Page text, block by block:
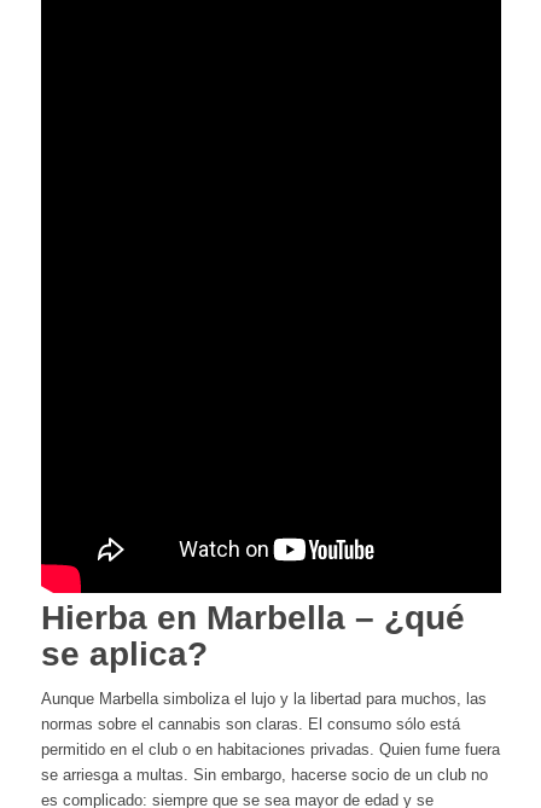
Hierba en Marbella – ¿qué
se aplica?
Aunque Marbella simboliza el lujo y la libertad para muchos, las
normas sobre el cannabis son claras. El consumo sólo está
permitido en el club o en habitaciones privadas. Quien fume fuera
se arriesga a multas. Sin embargo, hacerse socio de un club no
es complicado: siempre que se sea mayor de edad y se